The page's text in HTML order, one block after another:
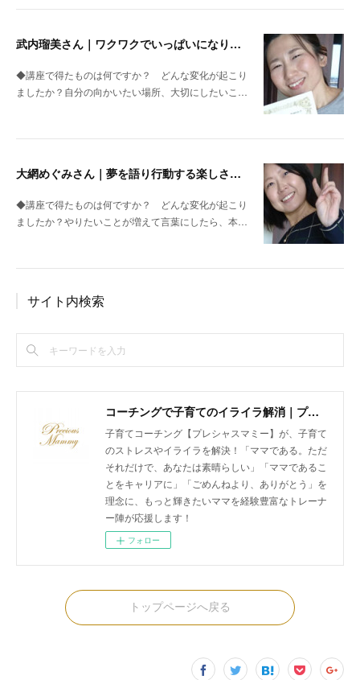
武内瑠美さん｜ワクワクでいっぱいになりました
◆講座で得たものは何ですか？ どんな変化が起こり
ましたか？自分の向かいたい場所、大切にしたいこ…
大網めぐみさん｜夢を語り行動する楽しさを実感
◆講座で得たものは何ですか？ どんな変化が起こり
ましたか？やりたいことが増えて言葉にしたら、本…
サイト内検索
コーチングで子育てのイライラ解消｜プレシャスマミー 公式ホームページ
子育てコーチング【プレシャスマミー】が、子育て
のストレスやイライラを解決！「ママである。ただ
それだけで、あなたは素晴らしい」「ママであるこ
とをキャリアに」「ごめんねより、ありがとう」を
理念に、もっと輝きたいママを経験豊富なトレーナ
ー陣が応援します！
フォロー
トップページへ戻る